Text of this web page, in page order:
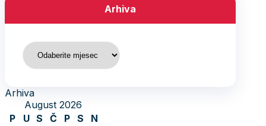
Arhiva
Arhiva
Arhiva
August 2026
P
U S Č P S
N